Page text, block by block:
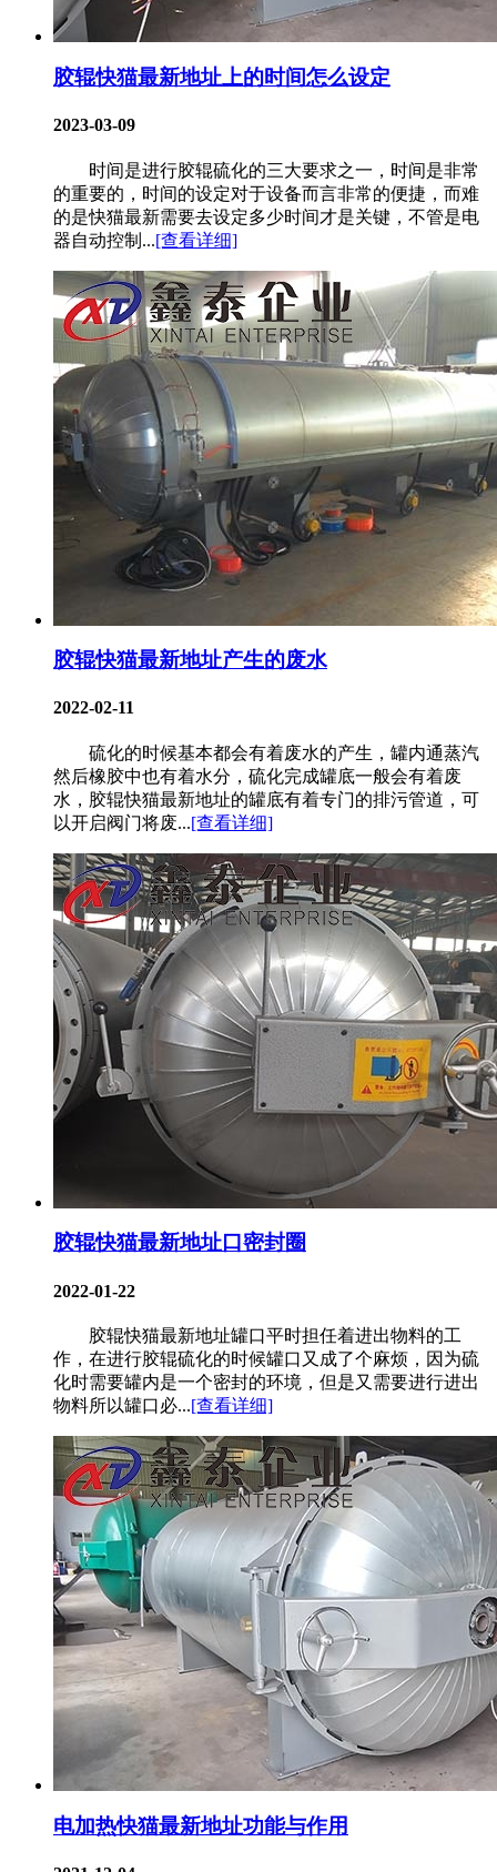
胶辊快猫最新地址上的时间怎么设定
2023-03-09
时间是进行胶辊硫化的三大要求之一，时间是非常
的重要的，时间的设定对于设备而言非常的便捷，而难
的是快猫最新需要去设定多少时间才是关键，不管是电
器自动控制...[查看详细]
胶辊快猫最新地址产生的废水
2022-02-11
硫化的时候基本都会有着废水的产生，罐内通蒸汽
然后橡胶中也有着水分，硫化完成罐底一般会有着废
水，胶辊快猫最新地址的罐底有着专门的排污管道，可
以开启阀门将废...[查看详细]
胶辊快猫最新地址口密封圈
2022-01-22
胶辊快猫最新地址罐口平时担任着进出物料的工
作，在进行胶辊硫化的时候罐口又成了个麻烦，因为硫
化时需要罐内是一个密封的环境，但是又需要进行进出
物料所以罐口必...[查看详细]
电加热快猫最新地址功能与作用